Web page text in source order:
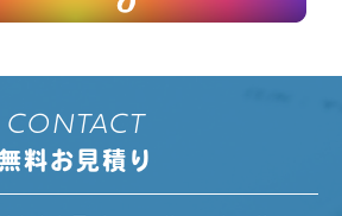
CONTACT
料お見積り